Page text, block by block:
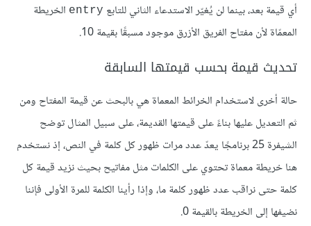
أي قيمة بعد، بينما لن يُغيّر الاستدعاء الثاني للتابع entry الخريطة
المعمّاة لأن مفتاح الفريق الأزرق موجود مسبقًا بقيمة 10.
تحديث قيمة بحسب قيمتها السابقة
حالة أخرى لاستخدام الخرائط المعماة هي بالبحث عن قيمة المفتاح ومن
ثم التعديل عليها بناءً على قيمتها القديمة، على سبيل المثال توضح
الشيفرة 25 برنامجًا يعدّ عدد مرات ظهور كل كلمة في النص، إذ نستخدم
هنا خريطة معماة تحتوي على الكلمات مثل مفاتيح بحيث نزيد قيمة كل
كلمة حتى نراقب عدد ظهور كلمة ما، وإذا رأينا الكلمة للمرة الأولى فإننا
نضيفها إلى الخريطة بالقيمة 0.